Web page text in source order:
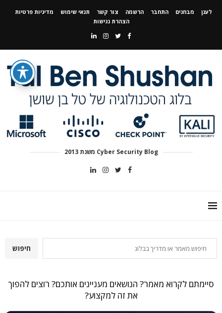
לענן מבחנים התחבר הרשמה צור קשר תנאי שימוש
מדיניות פרטיות
הצהרת נגישות
Cyber Security Blog משנת 2013
חיפוש
סיימתם לקרוא מאמר? הנושאים מעניינים אותכם? רוצים להפוך
את זה למקצוע?